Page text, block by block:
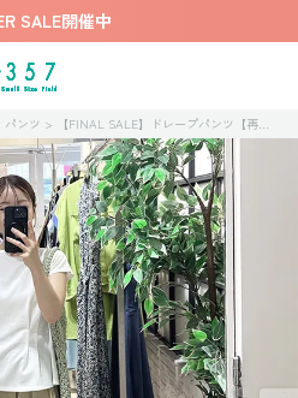
SALE開催中
パンツ 【FINAL SALE】ドレープパンツ【再値下げ】